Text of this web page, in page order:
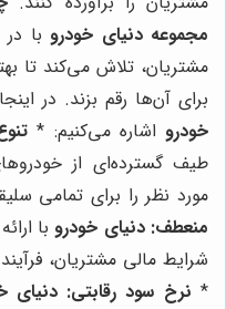
مجموعه دنیای خودروبا در
مشتریان، تلاش می‌کند تا
برای آن‌ها رقم بزند. در
خودرواشاره می‌کنیم: *
طیف گسترده‌ای از
مورد نظر را برای تمامی
منعطف: دنیای خودروبا
شرایط مالی مشتریان،
* نرخ سود رقابتی: دنیای